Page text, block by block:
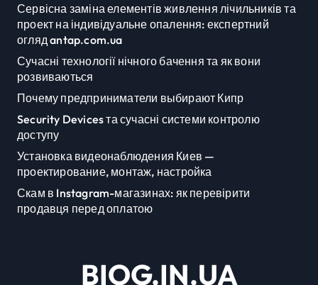
Сервісна заміна елементів живлення лічильників та
проект на індивідуальне опалення: експертний
огляд antap.com.ua
Сучасні технології нічного бачення та як вони
розвиваються
Почему предприниматели выбирают Кипр
Security Devices та сучасні системи контролю
доступу
Установка видеонаблюдения Киев —
проектирование, монтаж, настройка
Скам в Instagram-магазинах: як перевірити
продавця перед оплатою
BIOG.IN.UA